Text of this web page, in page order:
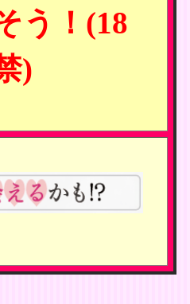
う！(18
)